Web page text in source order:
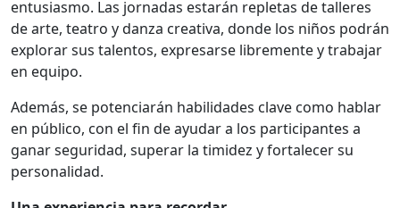
entusiasmo. Las jornadas estarán repletas de talleres
de arte, teatro y danza creativa, donde los niños podrán
explorar sus talentos, expresarse libremente y trabajar
en equipo.
Además, se potenciarán habilidades clave como hablar
en público, con el fin de ayudar a los participantes a
ganar seguridad, superar la timidez y fortalecer su
personalidad.